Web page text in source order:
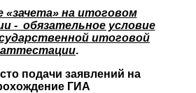
«зачета» на итоговом
- обязательное условие
итоговой
аттестации.
подачи заявлений на
ГИА